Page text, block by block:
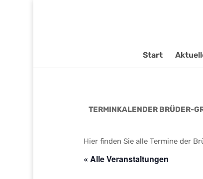
Start
TERMINKALENDER BRÜDER-
Hier finden Sie alle Termine der
« Alle Veranstaltungen